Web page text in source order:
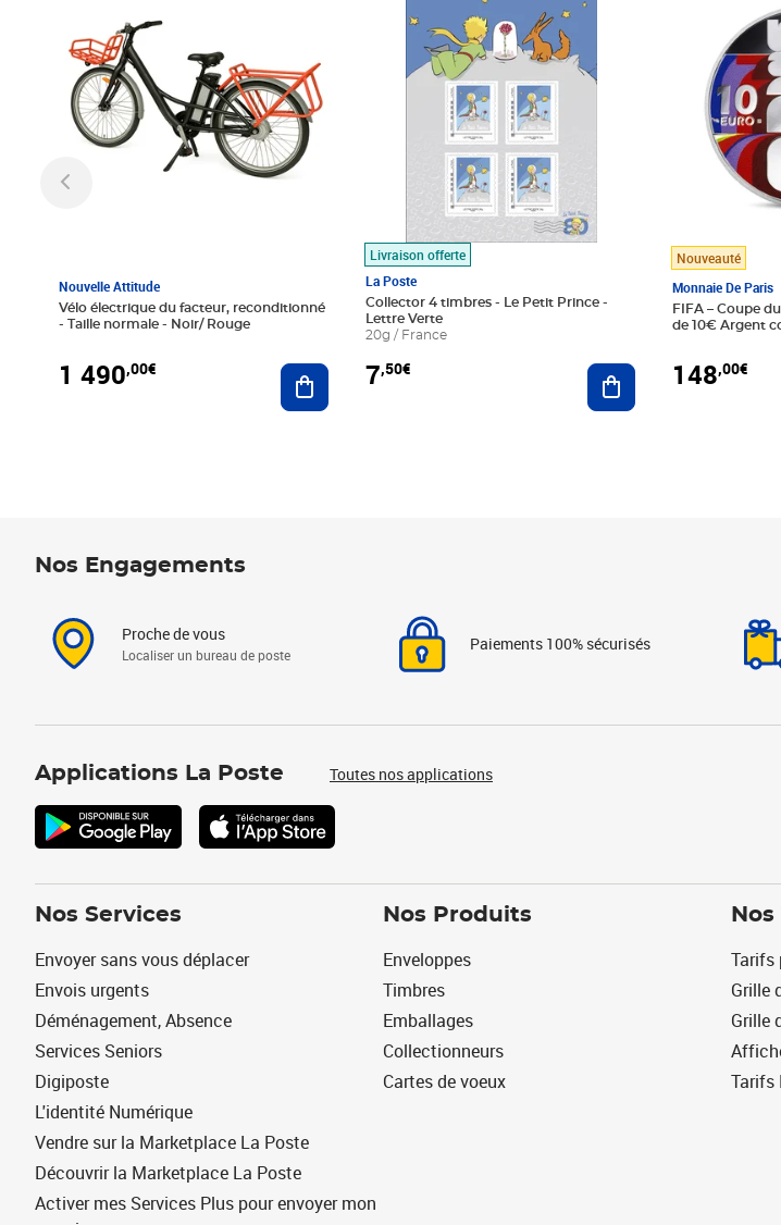
Nouvelle Attitude
Vélo électrique du facteur, reconditionné
- Taille normale - Noir/ Rouge
1 490,00€ Ajouter au panier
Livraison offerte
La Poste
Collector 4 timbres - Le Petit Prince -
Lettre Verte
20g / France
7,50€ Ajouter au panier
Nouveauté
Monnaie De Paris
FIFA – Coupe
de 10€ Argent
148,00€
Nos Engagements
Proche de vous
Localiser un bureau de poste
Paiements 100% sécurisés
Applications La Poste Toutes nos applications
Nos Services
Envoyer sans vous déplacer
Envois urgents
Déménagement, Absence
Services Seniors
Digiposte
L'identité Numérique
Vendre sur la Marketplace La Poste
Découvrir la Marketplace La Poste
Activer mes Services Plus pour envoyer mon
Nos Produits
Enveloppes
Timbres
Emballages
Collectionneurs
Cartes de voeux
Tarifs
Grille
Grille
Tarifs